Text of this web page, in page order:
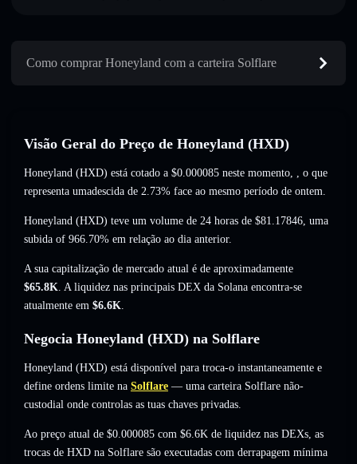
Como comprar Honeyland com a carteira Solflare
Visão Geral do Preço de Honeyland (HXD)
Honeyland (HXD) está cotado a $0.000085 neste momento, , o que
representa umadescida de 2.73% face ao mesmo período de ontem.
Honeyland (HXD) teve um volume de 24 horas de $81.17846, uma
subida of 966.70% em relação ao dia anterior.
A sua capitalização de mercado atual é de aproximadamente
$65.8K. A liquidez nas principais DEX da Solana encontra-se
atualmente em $6.6K.
Negocia Honeyland (HXD) na Solflare
Honeyland (HXD) está disponível para troca-o instantaneamente e
define ordens limite na Solflare — uma carteira Solflare não-
custodial onde controlas as tuas chaves privadas.
Ao preço atual de $0.000085 com $6.6K de liquidez nas DEXs, as
trocas de HXD na Solflare são executadas com derrapagem mínima